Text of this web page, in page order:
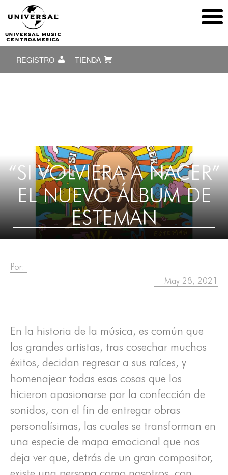
REGISTRO TIENDA
“SI VOLVIERA A NACER”
EL NUEVO ÁLBUM DE
ESTEMAN
Por:
May 28, 2021
En la historia de la música, es común que
los grandes artistas, tras cosechar muchos
éxitos, decidan regresar a sus raíces, y
homenajear todas esas cosas que los
hicieron apasionarse por la confección de
sonidos, con el fin de entregar obras
personalísimas, las cuales se transforman en
una especie de mapa emocional que nos
deja ver que, detrás de un gran compositor,